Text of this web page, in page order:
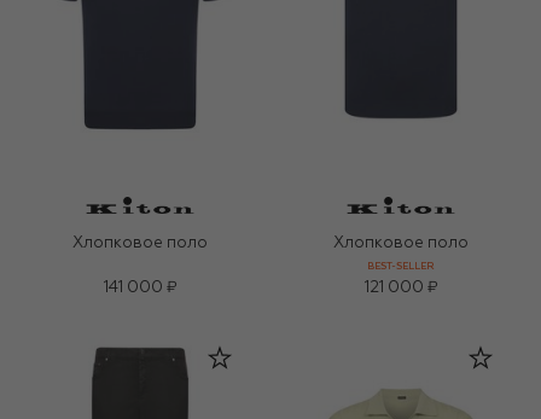
Хлопковое поло
141 000 ₽
Хлопковое поло
BEST-SELLER
121 000 ₽